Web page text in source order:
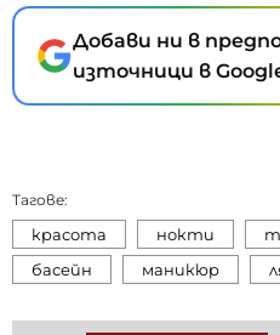
Добави ни в
източници в
Тагове:
красота нокти
басейн
маникюр